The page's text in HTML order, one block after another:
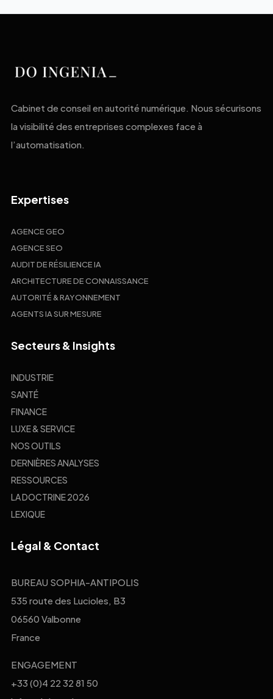
Cabinet de conseil en autorité numérique. Nous sécurisons
la visibilité des entreprises complexes face à
l’automatisation.
Expertises
AGENCE GEO
AGENCE SEO
AUDIT DE RÉSILIENCE IA
ARCHITECTURE DE CONNAISSANCE
AUTORITÉ & RAYONNEMENT
AGENTS IA SUR MESURE
Secteurs & Insights
INDUSTRIE
SANTÉ
FINANCE
LUXE & SERVICE
NOS OUTILS
DERNIÈRES ANALYSES
RESSOURCES
LA DOCTRINE 2026
LEXIQUE
Légal & Contact
BUREAU SOPHIA-ANTIPOLIS
535 route des Lucioles, B3
06560 Valbonne
France
ENGAGEMENT
+33 (0)4 22 32 81 50